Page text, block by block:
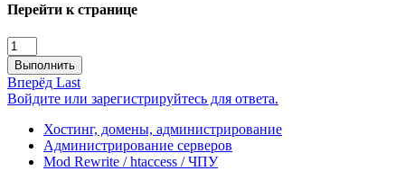
Перейти к странице
Выполнить
Вперёд Last
Войдите или зарегистрируйтесь для ответа.
Хостинг, домены, администрирование
Администрирование серверов
Mod Rewrite / htaccess / ЧПУ